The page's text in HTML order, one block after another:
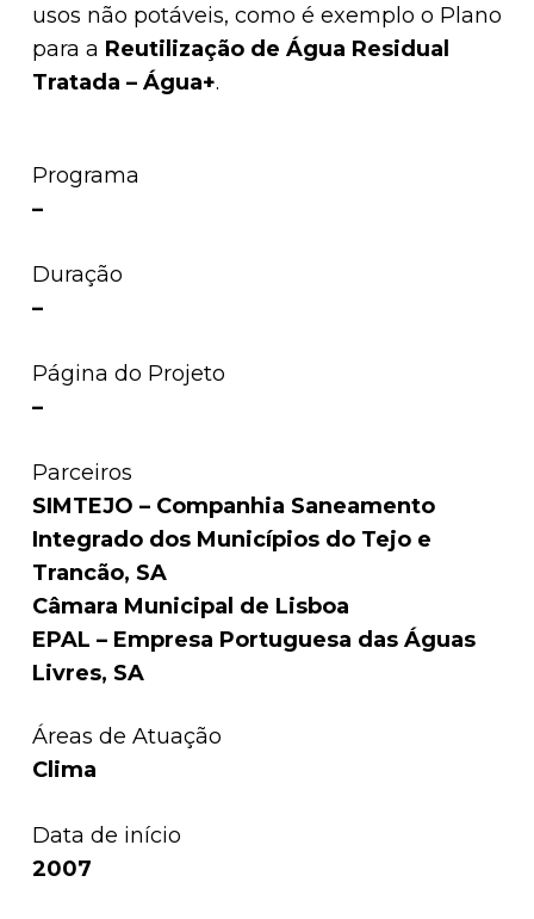
usos não potáveis, como é exemplo o Plano
para a Reutilização de Água Residual
Tratada – Água+.
Programa
–
Duração
–
Página do Projeto
–
Parceiros
SIMTEJO – Companhia Saneamento
Integrado dos Municípios do Tejo e
Trancão, SA
Câmara Municipal de Lisboa
EPAL – Empresa Portuguesa das Águas
Livres, SA
Áreas de Atuação
Clima
Data de início
2007